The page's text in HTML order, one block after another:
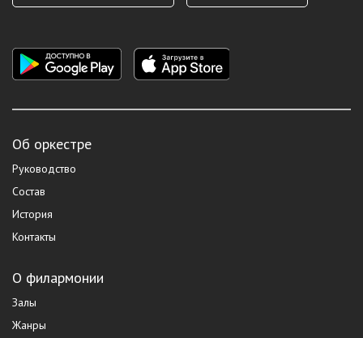
Об оркестре
Руководство
Состав
История
Контакты
О филармонии
Залы
Жанры